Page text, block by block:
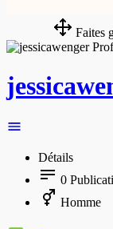
Faites
Détails
0
Homme